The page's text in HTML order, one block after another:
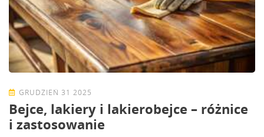
GRUDZIEŃ 31 2025
Bejce, lakiery i lakierobejce – różnice
i zastosowanie